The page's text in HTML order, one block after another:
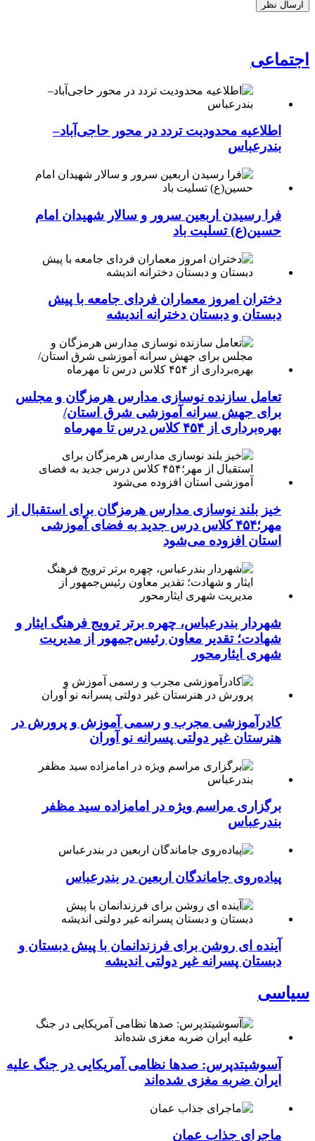
اجتماعی
اطلاعیه محدودیت تردد در محور حاجی‌آباد–
بندرعباس
فرا رسیدن اربعین سرور و سالار شهیدان امام
حسین(ع) تسلیت باد
دختران امروز معماران فردای جامعه با پیش
دبستان و دبستان دخترانه اندیشه
تعامل سازنده نوسازی مدارس هرمزگان و مجلس
برای جهش سرانه آموزشی شرق استان/
بهره‌برداری از ۴۵۴ کلاس درس تا مهرماه
خیز بلند نوسازی مدارس هرمزگان برای استقبال از
مهر؛۴۵۴ کلاس درس جدید به فضای آموزشی
استان افزوده می‌شود
شهردار بندرعباس، چهره برتر ترویج فرهنگ ایثار و
شهادت؛ تقدیر معاون رئیس‌جمهور از مدیریت
شهری ایثارمحور
کادرآموزشی مجرب و رسمی آموزش و پرورش در
هنرستان غیر دولتی پسرانه نو آوران
برگزاری مراسم ویژه در امامزاده سید مظفر
بندرعباس
پیاده‌روی جاماندگان اربعین در بندرعباس
آینده ای روشن برای فرزندانمان با پیش دبستان و
دبستان پسرانه غیر دولتی اندیشه
سیاسی
آسوشیتدپرس: صدها نظامی آمریکایی در جنگ علیه
ایران ضربه مغزی شده‌اند
ماجرای جذاب عمان